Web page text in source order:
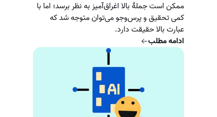
ممکن است جملۀ بالا اغراق‌آمیز به نظر برسد؛ اما با
کمی تحقیق و پرس‌وجو می‌توان متوجه شد که
عبارت بالا حقیقت دارد.
ادامه مطلب